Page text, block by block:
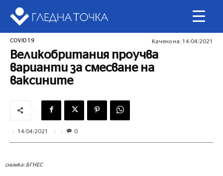
COVID 19 Качено на: 14/04/2021
Великобритания проучва
варианти за смесване на
ваксините
14/04/2021 0
снимка: БГНЕС